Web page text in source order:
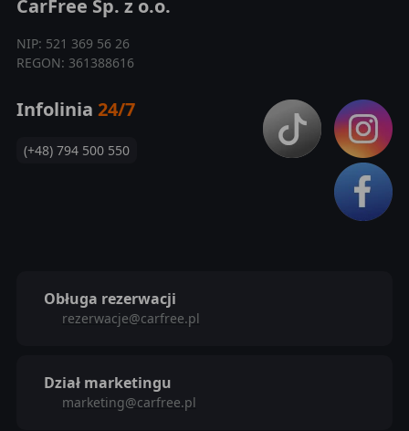
CarFree Sp. z o.o.
NIP: 521 369 56 26
REGON: 361388616
Infolinia 24/7
(+48) 794 500 550
Obługa rezerwacji
rezerwacje@carfree.pl
Dział marketingu
marketing@carfree.pl